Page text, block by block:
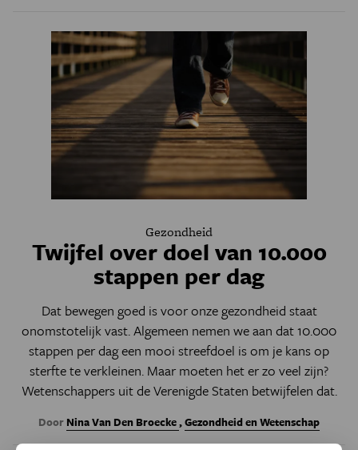
Gezondheid
Twijfel over doel van 10.000
stappen per dag
Dat bewegen goed is voor onze gezondheid staat
onomstotelijk vast. Algemeen nemen we aan dat 10.000
stappen per dag een mooi streefdoel is om je kans op
sterfte te verkleinen. Maar moeten het er zo veel zijn?
Wetenschappers uit de Verenigde Staten betwijfelen dat.
Door Nina Van Den Broecke,Gezondheid en Wetenschap